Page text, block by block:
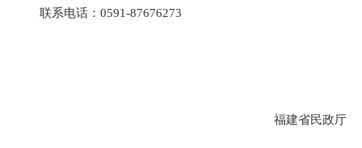
联系电话：0591-87676273
福建省民政厅